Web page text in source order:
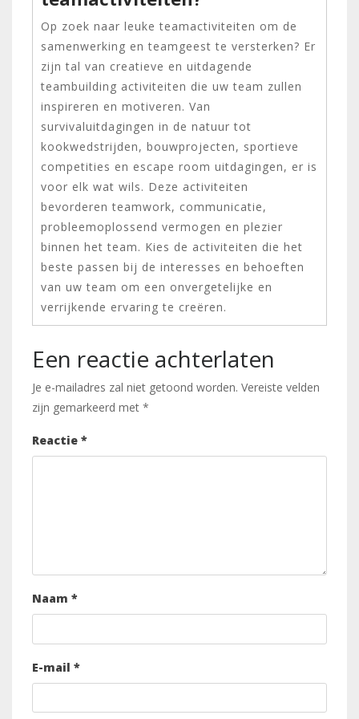
Op zoek naar leuke teamactiviteiten om de
samenwerking en teamgeest te versterken? Er
zijn tal van creatieve en uitdagende
teambuilding activiteiten die uw team zullen
inspireren en motiveren. Van
survivaluitdagingen in de natuur tot
kookwedstrijden, bouwprojecten, sportieve
competities en escape room uitdagingen, er is
voor elk wat wils. Deze activiteiten
bevorderen teamwork, communicatie,
probleemoplossend vermogen en plezier
binnen het team. Kies de activiteiten die het
beste passen bij de interesses en behoeften
van uw team om een onvergetelijke en
verrijkende ervaring te creëren.
Een reactie achterlaten
Je e-mailadres zal niet getoond worden. Vereiste velden
zijn gemarkeerd met *
Reactie *
Naam *
E-mail *